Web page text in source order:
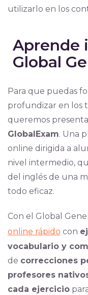
utilizarlo en los
Aprende
Global
Para que puedas
profundizar en los
queremos
GlobalExam. Una
online dirigida a
nivel intermedio,
del inglés de una
todo eficaz.
Con el Global
online rápido con
vocabulario y
de correcciones
profesores
cada ejercicio